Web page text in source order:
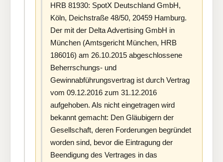
HRB 81930: SpotX Deutschland GmbH,
Köln, Deichstraße 48/50, 20459 Hamburg.
Der mit der Delta Advertising GmbH in
München (Amtsgericht München, HRB
186016) am 26.10.2015 abgeschlossene
Beherrschungs- und
Gewinnabführungsvertrag ist durch Vertrag
vom 09.12.2016 zum 31.12.2016
aufgehoben. Als nicht eingetragen wird
bekannt gemacht: Den Gläubigern der
Gesellschaft, deren Forderungen begründet
worden sind, bevor die Eintragung der
Beendigung des Vertrages in das